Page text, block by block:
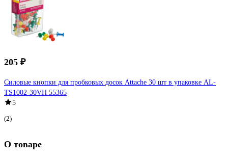
205 ₽
Силовые кнопки для пробковых досок Attache 30 шт в упаковке AL-
TS1002-30VH 55365
5
(2)
О товаре